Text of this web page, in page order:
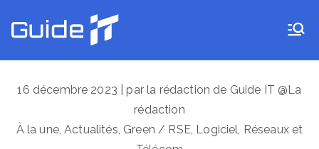
au
16 décembre 2023 | par la rédaction de Guide IT @La
rédaction
À la une,Actualités, Green / RSE, Logiciel, Réseaux et